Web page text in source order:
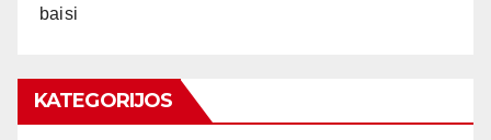
baisi
KATEGORIJOS